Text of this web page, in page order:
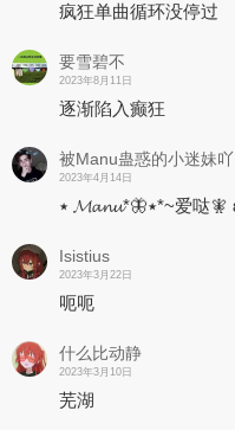
疯狂单曲循环没停过
要雪碧不
2023年8月11日
逐渐陷入癫狂
被Manu蛊惑的小迷妹吖
2023年4月14日
Isistius
2023年3月22日
呃呃
什么比动静
2023年3月10日
芜湖